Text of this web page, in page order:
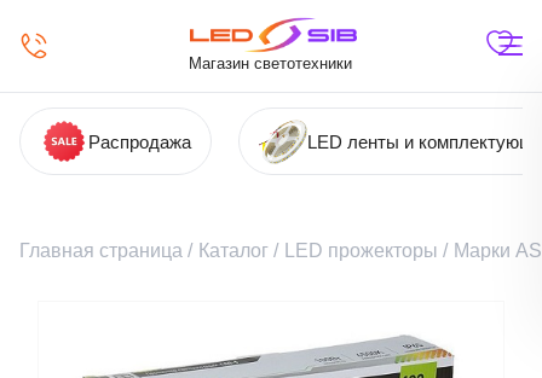
Магазин светотехники
Распродажа LED ленты и
Главная страница / Каталог / LED прожекторы / Марки